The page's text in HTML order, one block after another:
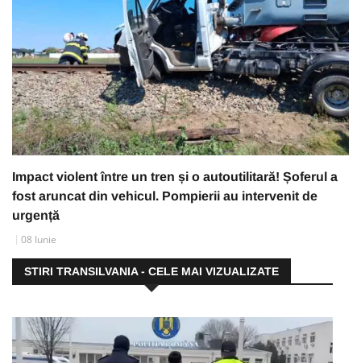
Impact violent între un tren și o autoutilitară! Șoferul a
fost aruncat din vehicul. Pompierii au intervenit de
urgență
08 Iunie
STIRI TRANSILVANIA - CELE MAI VIZUALIZATE